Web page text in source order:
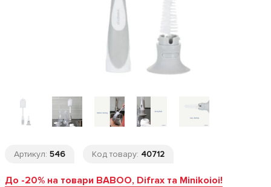
Артикул: 546 Код товару: 40712
До -20% на товари BABOO, Difrax та Minikoioi!